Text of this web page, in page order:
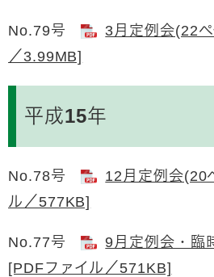
No.79号
3月定例会(22
／3.99MB]
平成15年
No.78号
12月定例会(20
ル／577KB]
No.77号
9月定例会・臨
[PDFファイル／571KB]